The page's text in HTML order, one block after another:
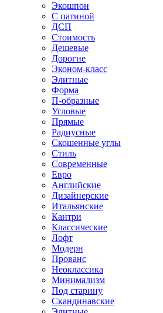
Экошпон
С патиной
ДСП
Стоимость
Дешевые
Дорогие
Эконом-класс
Элитные
Форма
П-образные
Угловые
Прямые
Радиусные
Скошенные углы
Стиль
Современные
Евро
Английские
Дизайнерские
Итальянские
Кантри
Классические
Лофт
Модерн
Прованс
Неоклассика
Минимализм
Под старину
Скандинавские